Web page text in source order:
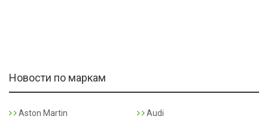
Новости по маркам
Aston Martin Audi